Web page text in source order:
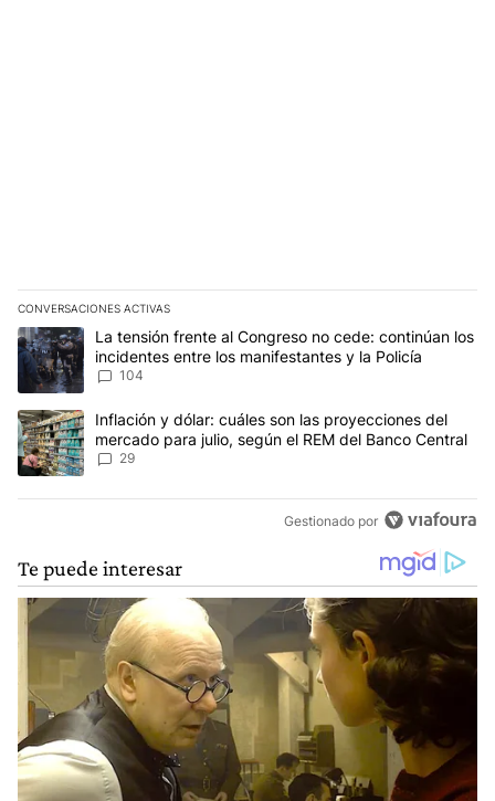
CONVERSACIONES ACTIVAS
Este listado muestra los artículos con más comentarios en los
Un artículo de tendencia con el título "La tensión frente al
La tensión frente al Congreso no cede: continúan los
incidentes entre los manifestantes y la Policía
104
Un artículo de tendencia con el título "Inflación y dólar: cuáles
Inflación y dólar: cuáles son las proyecciones del
mercado para julio, según el REM del Banco Central
29
Gestionado por